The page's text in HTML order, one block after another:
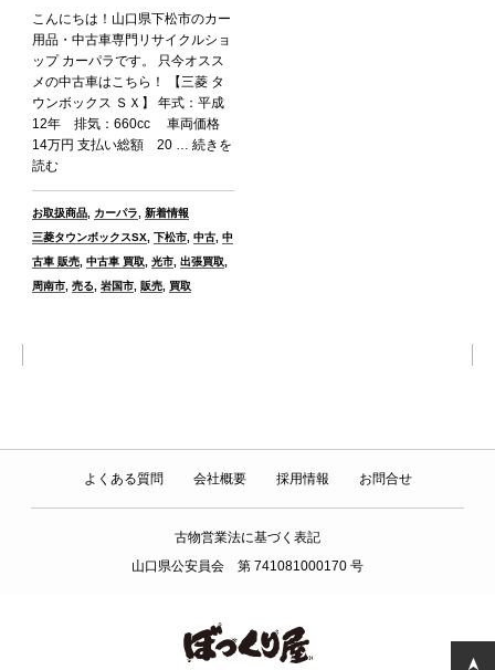
こんにちは！山口県下松市のカー
用品・中古車専門リサイクルショ
ップ カーパラです。 只今オスス
メの中古車はこちら！ 【三菱 タ
ウンボックス ＳＸ】 年式：平成
12年 排気：660cc 車両価格
14万円 支払い総額 20 … 続きを
読む
カ
テ
ゴ
リ
お取扱商品 カーパラ
新着情報
タ
グ
三菱タウンボックスSX 下松市 中古 中
古車 販売 中古車 買取 光市 出張買取
周南市 売る 岩国市 販売 買取
よくある質問 会社概要 採用情報 お問合せ
古物営業法に基づく表記
山口県公安員会 第 741081000170 号